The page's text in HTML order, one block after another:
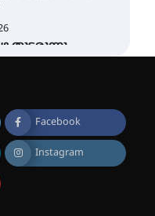
തുടരുന്നു –
എല്ലാ
ഡോക്ടറേറ്റ്
Facebook
Instagram